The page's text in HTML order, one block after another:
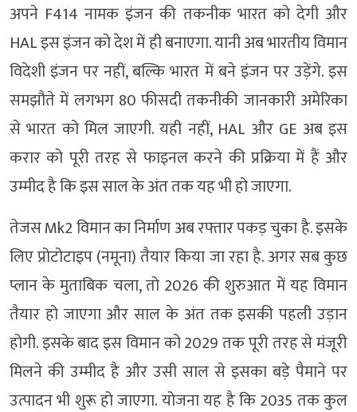
अपने F414 नामक इंजन की तकनीक भारत को देगी और
HAL इस इंजन को देश में ही बनाएगा. यानी अब भारतीय विमान
विदेशी इंजन पर नहीं, बल्कि भारत में बने इंजन पर उड़ेंगे. इस
समझौते में लगभग 80 फीसदी तकनीकी जानकारी अमेरिका
से भारत को मिल जाएगी. यही नहीं, HAL और GE अब इस
करार को पूरी तरह से फाइनल करने की प्रक्रिया में हैं और
उम्मीद है कि इस साल के अंत तक यह भी हो जाएगा.
तेजस Mk2 विमान का निर्माण अब रफ्तार पकड़ चुका है. इसके
लिए प्रोटोटाइप (नमूना) तैयार किया जा रहा है. अगर सब कुछ
प्लान के मुताबिक चला, तो 2026 की शुरुआत में यह विमान
तैयार हो जाएगा और साल के अंत तक इसकी पहली उड़ान
होगी. इसके बाद इस विमान को 2029 तक पूरी तरह से मंजूरी
मिलने की उम्मीद है और उसी साल से इसका बड़े पैमाने पर
उत्पादन भी शुरू हो जाएगा. योजना यह है कि 2035 तक कुल